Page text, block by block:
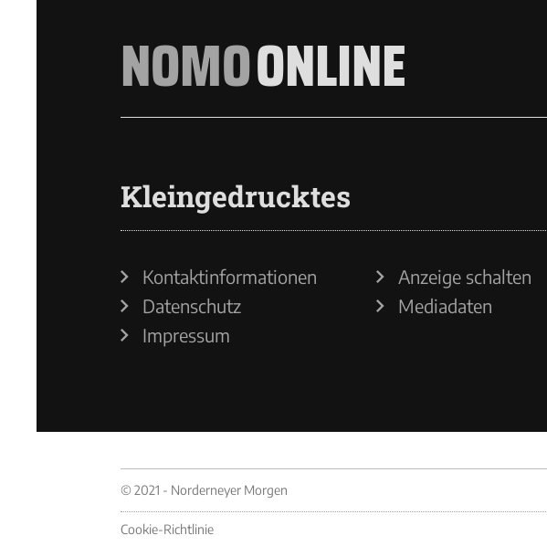
NOMOONLINE
Kleingedrucktes
Kontaktinformationen
Datenschutz
Impressum
Anzeige schalten
Mediadaten
© 2021 - Norderneyer Morgen
Cookie-Richtlinie